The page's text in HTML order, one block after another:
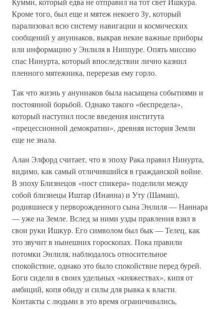
Кроме того, был еще и мятеж некоего Зу, который
парализовал всю систему навигации и космических
сообщений у ануннаков, выкрав некие важные приборы
или информацию у Энлиля в Ниппуре. Опять миссию
спас Нинурта, который впоследствии лично казнил
пленного мятежника, перерезав ему горло.
Так что жизнь у ануннаков была насыщена событиями и
постоянной борьбой. Однако такого «беспредела»,
который наступил после введения института
«прецессионной демократии», древняя история Земли
еще не знала.
Алан Элфорд считает, что в эпоху Рака правил Нинурта,
видимо, как самый отличившийся в гражданской войне.
В эпоху Близнецов «пост спикера» поделили между
собой близнецы Иштар (Инанна) и Уту (Шамаш),
родившиеся у перворожденного сына Энлиля — Наннара
— уже на Земле. Вслед за ними узды правления взял в
свои руки Ишкур. Его символом был бык — Телец, как
это звучит в нынешних гороскопах. Пока правили
потомки Энлиля, наблюдалось относительное
спокойствие, однако это было спокойствие перед бурей.
Боги сидели в своих удельных «княжествах», кипя от
амбиций, копя обиду и силы для рывка к власти.
Контакты с людьми в это время ограничивались,